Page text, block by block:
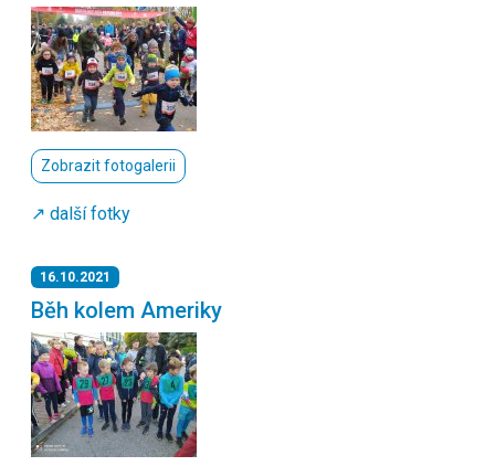
Zobrazit fotogalerii
↗️ další fotky
16.10.2021
Běh kolem Ameriky